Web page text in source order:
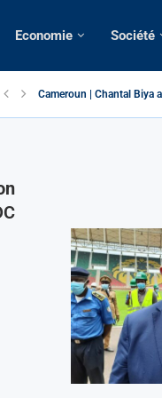
Economie Société
Cameroun | Chantal Biya